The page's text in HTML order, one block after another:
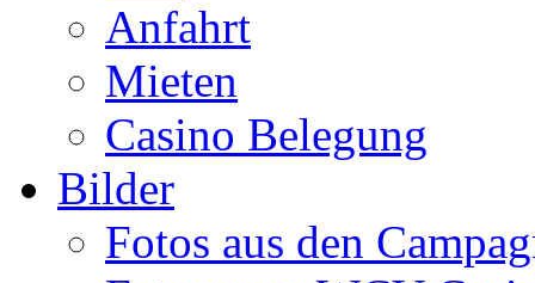
Anfahrt
Mieten
Casino Belegung
Bilder
Fotos aus den